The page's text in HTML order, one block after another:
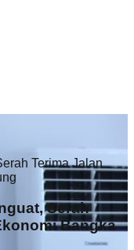
Terima Jalan
Serah
Bangka